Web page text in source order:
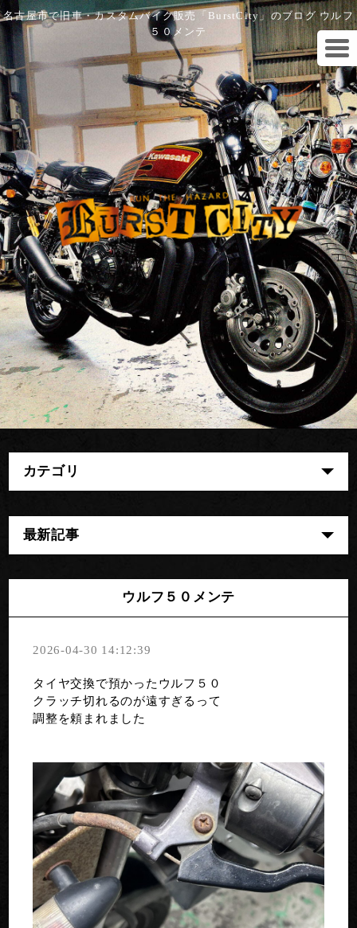
名古屋市で旧車・カスタムバイク販売「BurstCity」のブログ ウルフ
５０メンテ
カテゴリ
最新記事
ウルフ５０メンテ
2026-04-30 14:12:39
タイヤ交換で預かったウルフ５０
クラッチ切れるのが遠すぎるって
調整を頼まれました